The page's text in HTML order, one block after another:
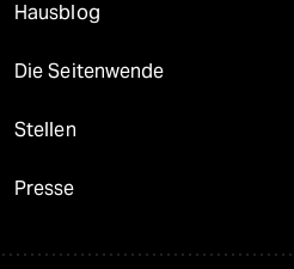
Hausblog
Die Seitenwende
Stellen
Presse